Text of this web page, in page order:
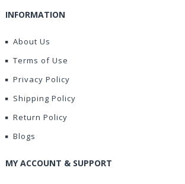
INFORMATION
About Us
Terms of Use
Privacy Policy
Shipping Policy
Return Policy
Blogs
MY ACCOUNT & SUPPORT